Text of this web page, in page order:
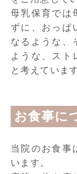
母乳保育では
ずに、おっぱ
なるような、
ような、スト
と考えています
お食事に
当院のお食事
います。